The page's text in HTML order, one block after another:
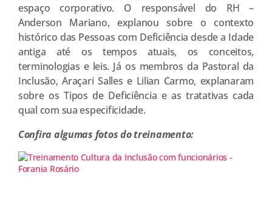
espaço corporativo. O responsável do RH –
Anderson Mariano, explanou sobre o contexto
histórico das Pessoas com Deficiência desde a Idade
antiga até os tempos atuais, os conceitos,
terminologias e leis. Já os membros da Pastoral da
Inclusão, Araçari Salles e Lilian Carmo, explanaram
sobre os Tipos de Deficiência e as tratativas cada
qual com sua especificidade.
Confira algumas fotos do treinamento: